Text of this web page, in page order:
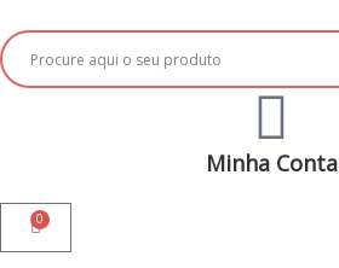
Minha Conta
0